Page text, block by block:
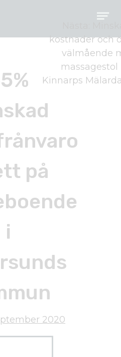
på
i
2020
kostnader och
välmående
massagestol
Kinnarps